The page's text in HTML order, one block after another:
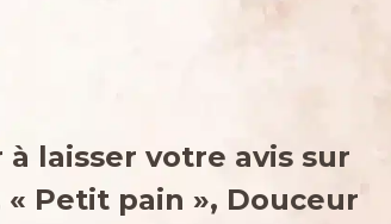
laisser votre avis sur
Petit pain », Douceur